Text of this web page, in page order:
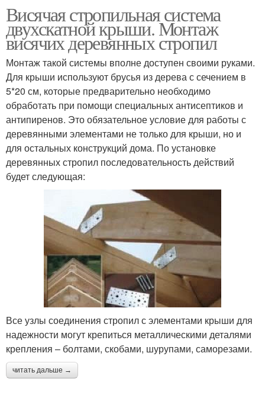
Висячая стропильная система
двухскатной крыши. Монтаж
висячих деревянных стропил
Монтаж такой системы вполне доступен своими руками.
Для крыши используют брусья из дерева с сечением в
5*20 см, которые предварительно необходимо
обработать при помощи специальных антисептиков и
антипиренов. Это обязательное условие для работы с
деревянными элементами не только для крыши, но и
для остальных конструкций дома. По установке
деревянных стропил последовательность действий
будет следующая:
Все узлы соединения стропил с элементами крыши для
надежности могут крепиться металлическими деталями
крепления – болтами, скобами, шурупами, саморезами.
читать дальше →